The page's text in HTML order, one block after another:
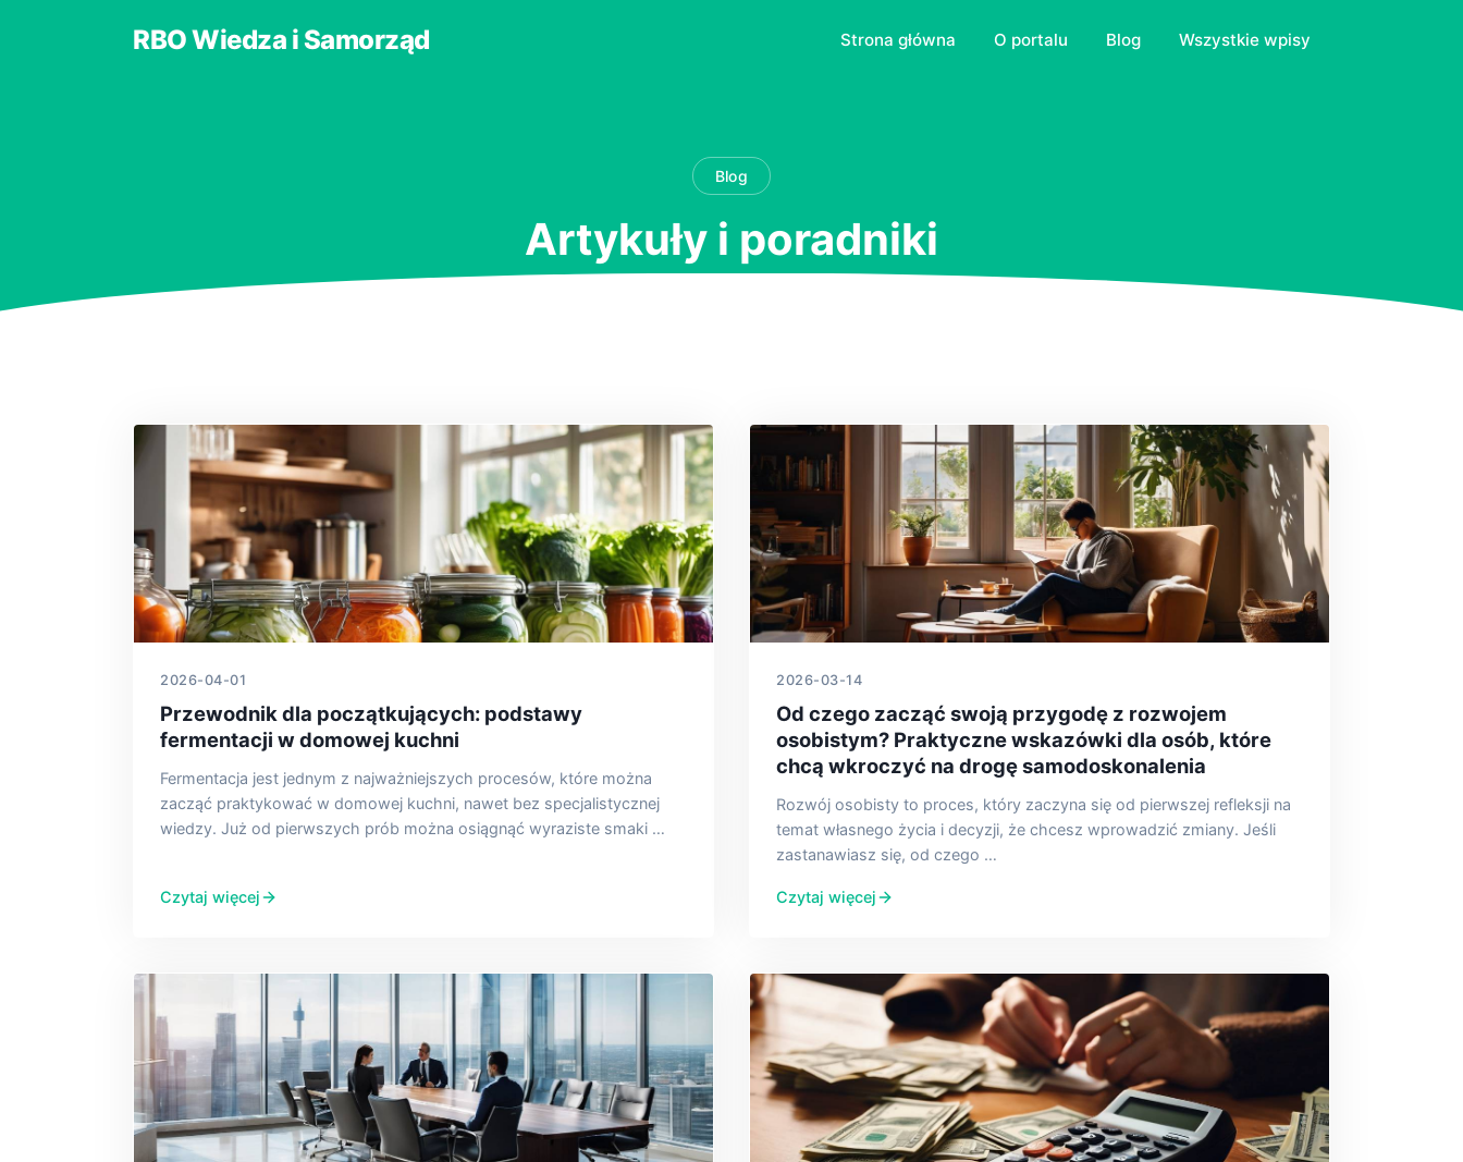
RBO Wiedza i Samorząd Strona główna O portalu Blog Wszystkie wpisy
Blog
Artykuły i poradniki
2026-04-01
Przewodnik dla początkujących: podstawy
fermentacji w domowej kuchni
Fermentacja jest jednym z najważniejszych procesów, które można
zacząć praktykować w domowej kuchni, nawet bez specjalistycznej
wiedzy. Już od pierwszych prób można osiągnąć wyraziste smaki …
Czytaj więcej
2026-03-14
Od czego zacząć swoją przygodę z rozwojem
osobistym? Praktyczne wskazówki dla osób, które
chcą wkroczyć na drogę samodoskonalenia
Rozwój osobisty to proces, który zaczyna się od pierwszej refleksji na
temat własnego życia i decyzji, że chcesz wprowadzić zmiany. Jeśli
zastanawiasz się, od czego …
Czytaj więcej